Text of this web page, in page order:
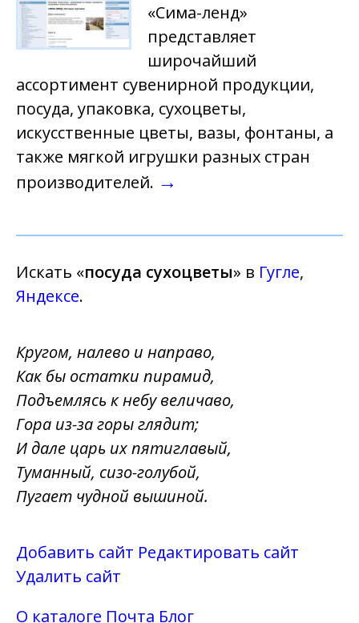
«Сима-ленд»
представляет
широчайший
ассортимент сувенирной продукции,
посуда, упаковка, сухоцветы,
искусственные цветы, вазы, фонтаны, а
также мягкой игрушки разных стран
производителей. →
Искать «посуда сухоцветы» в Гугле,
Яндексе.
Кругом, налево и направо,
Как бы остатки пирамид,
Подъемлясь к небу величаво,
Гора из-за горы глядит;
И дале царь их пятиглавый,
Туманный, сизо-голубой,
Пугает чудной вышиной.
Добавить сайт Редактировать сайт
Удалить сайт
О каталоге Почта Блог